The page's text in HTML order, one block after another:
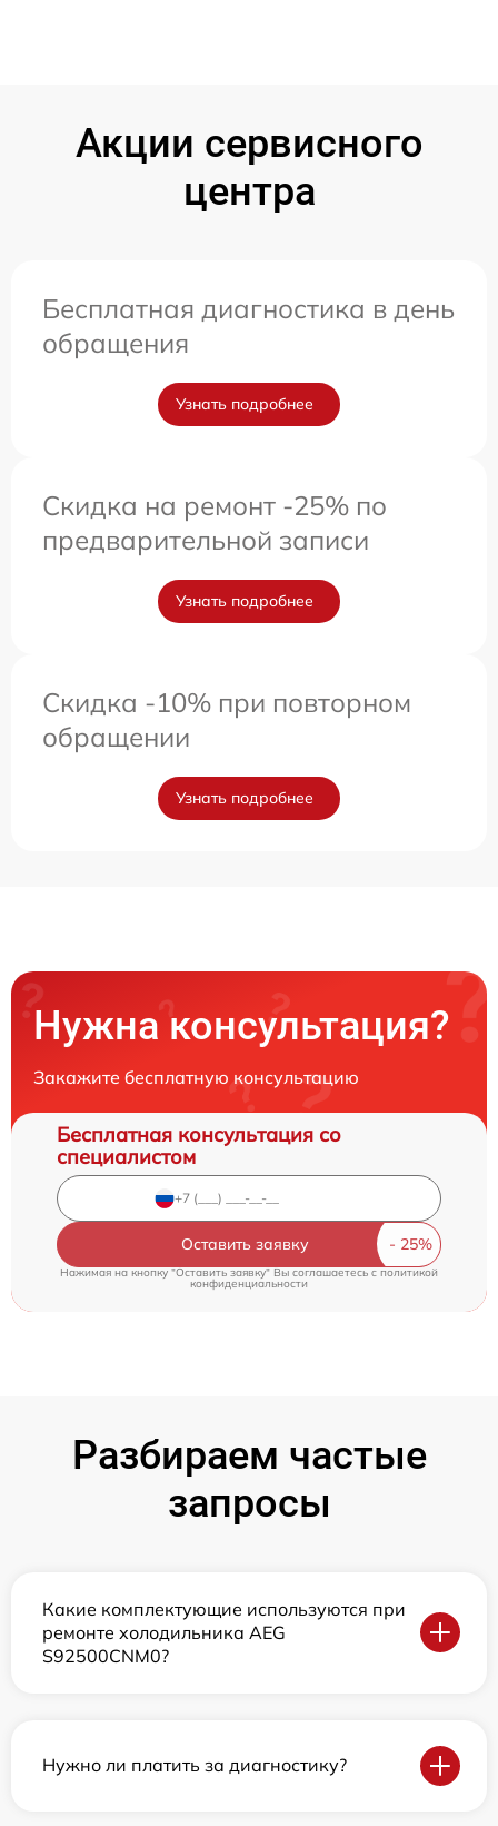
Акции сервисного
центра
Бесплатная диагностика в день
обращения
Узнать подробнее
Скидка на ремонт -25% по
предварительной записи
Узнать подробнее
Скидка -10% при повторном
обращении
Узнать подробнее
Нужна консультация?
Закажите бесплатную консультацию
Бесплатная консультация со
специалистом
Оставить заявку
Нажимая на кнопку "Оставить заявку" Вы соглашаетесь cполитикой
конфиденциальности
Разбираем частые
запросы
Какие комплектующие используются при
ремонте холодильника AEG
S92500CNM0?
Нужно ли платить за диагностику?